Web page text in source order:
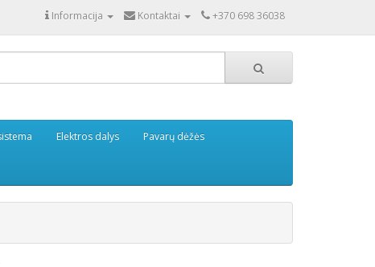
Informacija Kontaktai +370 698 36038
Elektros dalys Pavarų dėžės